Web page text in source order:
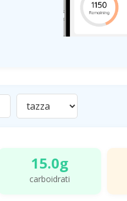
15.0g
carboidrati